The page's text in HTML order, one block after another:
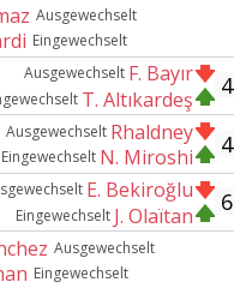
Ausgewechselt
Eingewechselt
Ausgewechselt F. Bayır
T. Altıkardeş
Ausgewechselt Rhaldney
Eingewechselt N. Miroshi
E. Bekiroğlu
Eingewechselt J. Olaïtan
Ausgewechselt
Eingewechselt